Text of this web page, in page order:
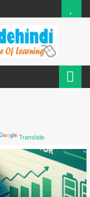
Translate